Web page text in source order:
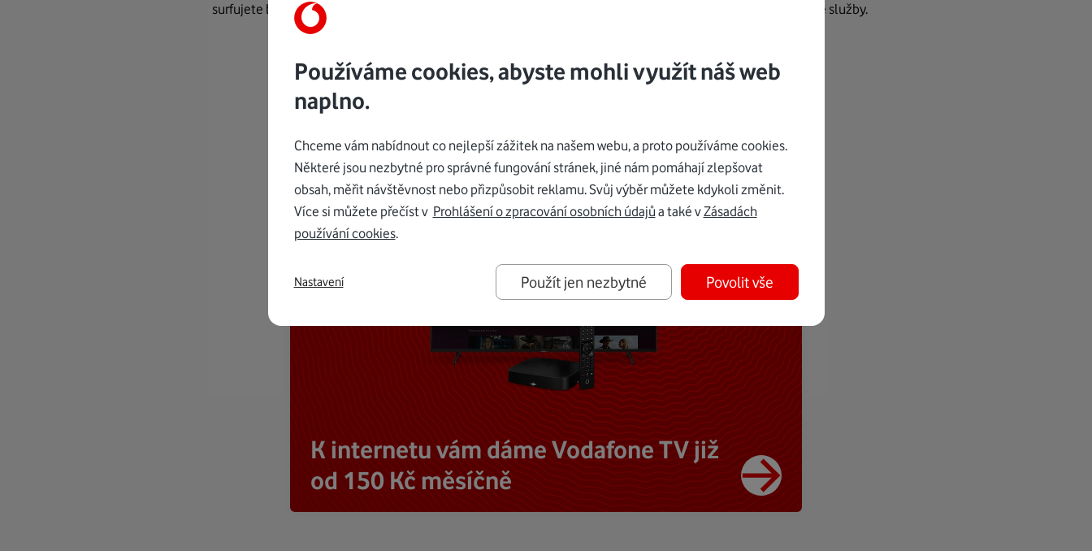
surfujete bez starostí.
další naše služby.
K internetu vám dáme Vodafone TV již
od 150 Kč měsíčně
Používáme cookies, abyste mohli využít náš web
naplno.
Chceme vám nabídnout co nejlepší zážitek na našem webu, a proto používáme cookies.
Některé jsou nezbytné pro správné fungování stránek, jiné nám pomáhají zlepšovat
obsah, měřit návštěvnost nebo přizpůsobit reklamu. Svůj výběr můžete kdykoli změnit.
Více si můžete přečíst v Prohlášení o zpracování osobních údajů a také vZásadách
používání cookies.
Použít jen nezbytné Povolit vše
Nastavení